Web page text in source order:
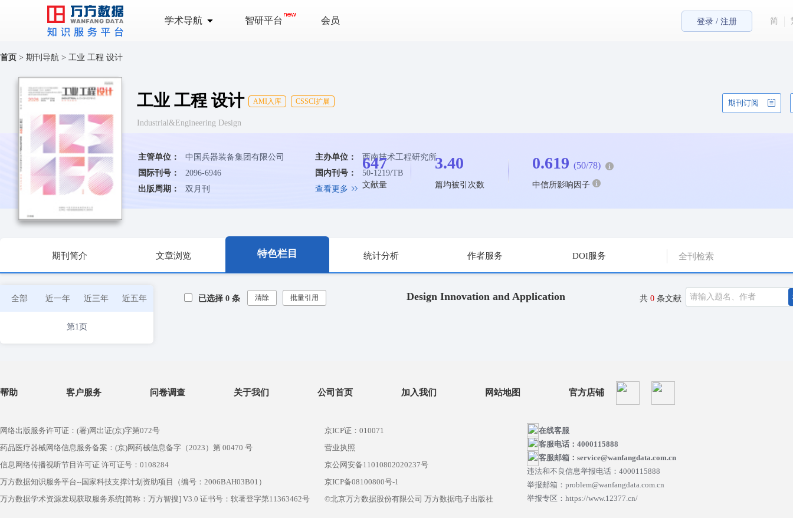
学术导航 智研平台 会员 登录 / 注册 简
首页 > 期刊导航 > 工业 工程 设计
工业 工程 设计 AMI入库 CSSCI扩展 期刊订阅
Industrial&Engineering Design
主管单位： 中国兵器装备集团有限公司 主办单位：
西南技术工程研究所
国际刊号：
2096-6946 国内刊号：
50-1219/TB
出版周期：
双月刊 查看更多
647
文献量
3.40
篇均被引次数
0.619 (50/78)
中信所影响因子
期刊简介 文章浏览 特色栏目 统计分析 作者服务 DOI服务
全部 近一年 近三年 近五年
第1页
已选择 0 条 清除 批量引用 Design Innovation and Application 共 0 条文献
帮助 客户服务 问卷调查 关于我们 公司首页 加入我们 网站地图 官方店铺
网络出版服务许可证：(署)网出证(京)字第072号
药品医疗器械网络信息服务备案：(京)网药械信息备字（2023）第 00470 号
信息网络传播视听节目许可证 许可证号：0108284
万方数据知识服务平台--国家科技支撑计划资助项目（编号：2006BAH03B01）
万方数据学术资源发现获取服务系统[简称：万方智搜] V3.0 证书号：软著登字第11363462号
京ICP证：010071
营业执照
京公网安备11010802020237号
京ICP备08100800号-1
©北京万方数据股份有限公司 万方数据电子出版社
在线客服
客服电话：4000115888
客服邮箱：service@wanfangdata.com.cn
违法和不良信息举报电话：4000115888
举报邮箱：problem@wanfangdata.com.cn
举报专区：https://www.12377.cn/